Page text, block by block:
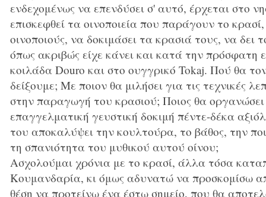
ενδεχομένως να επενδύσει σ' αυτό, έρχεται στο
επισκεφθεί τα οινοποιεία που παράγουν το
οινοποιούς, να δοκιμάσει τα κρασιά τους, να δει
όπως ακριβώς είχε κάνει και κατά την πρόσφατη
κοιλάδα Douro και στο ουγγρικό Tokaj. Πού θα
δείξουμε; Με ποιον θα μιλήσει για τις τεχνικές
στην παραγωγή του κρασιού; Ποιος θα
επαγγελματική γευστική δοκιμή πέντε-δέκα
του αποκαλύψει την κουλτούρα, το βάθος, την
τη σπανιότητα του μυθικού αυτού οίνου;
Ασχολούμαι χρόνια με το κρασί, άλλα τόσα
Κουμανδαρία, κι όμως αδυνατώ να προσκομίσω
θέση να προτείνω ένα έστω σημείο, που θα